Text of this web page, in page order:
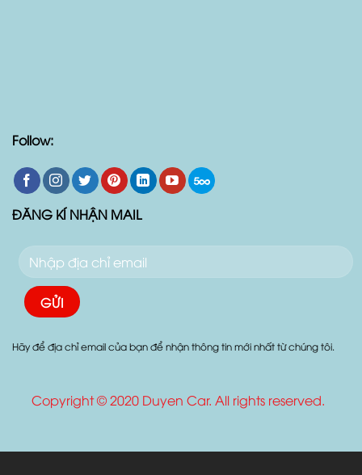
Follow:
ĐĂNG KÍ NHẬN MAIL
Hãy để địa chỉ email của bạn để nhận thông tin mới nhất từ chúng tôi.
Copyright © 2020 Duyen Car. All rights reserved.